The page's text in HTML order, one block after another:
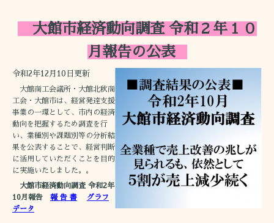
大館市経済動向調査 令和２年１０
月報告の公表
令和2年12月10日更新
大館商工会議所・大館北秋商
工会・大館市は、経営発達支援
事業の一環として、市内の経済
動向を把握するため調査を行
い、業種別や課題別等の分析結
果を公表することで、経営判断
に活用していただくことを目的
に実施いたしました。。
大館市経済動向調査 令和2年
10月報告
報 告 書
グラフ
データ